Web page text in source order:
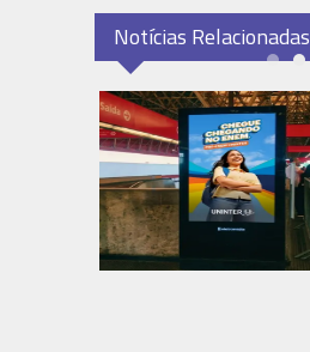
Notícias Relacionadas